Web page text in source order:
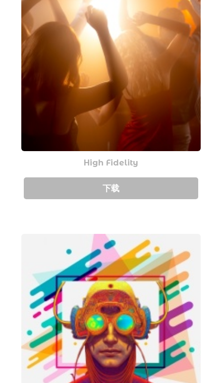
High Fidelity
下载